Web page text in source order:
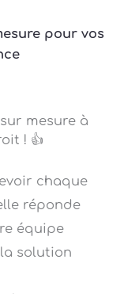
pour vos
! 👍
réponde
équipe
solution
est sans